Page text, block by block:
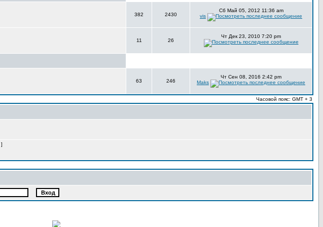
382 2430
Сб Май 05, 2012 11:36 am
vis
11 26
Чт Дек 23, 2010 7:20 pm
63 246
Чт Сен 08, 2016 2:42 pm
Maks
Часовой пояс: GMT + 3
]